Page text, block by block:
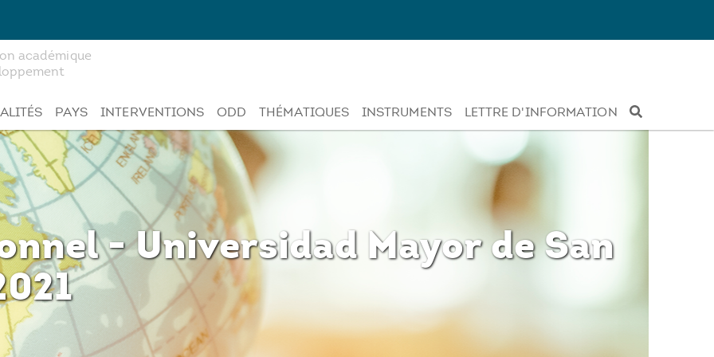
académique
PAYS INTERVENTIONS ODD THÉMATIQUES INSTRUMENTS LETTRE D'INFORMATION
- Universidad Mayor de San